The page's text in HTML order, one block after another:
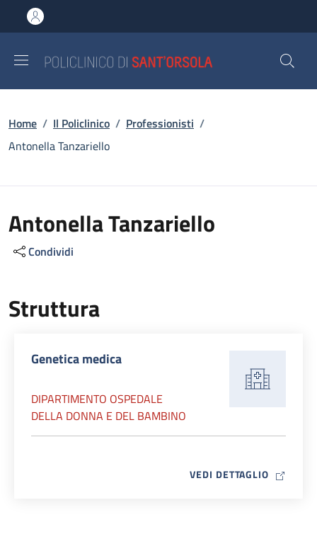
al contenuto principale
to footer content
Briciole di pane
Home / Il Policlinico / Professionisti /
Antonella Tanzariello
Antonella Tanzariello
Condividi
Struttura
Genetica medica
DIPARTIMENTO OSPEDALE
DELLA DONNA E DEL BAMBINO
VEDI DETTAGLIO MAP ICON